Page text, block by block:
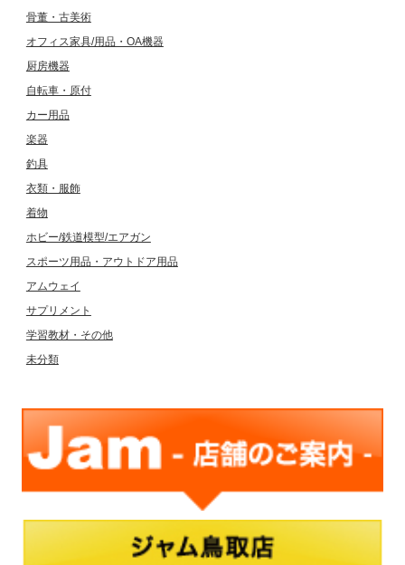
骨董・古美術
オフィス家具/用品・OA機器
厨房機器
自転車・原付
カー用品
楽器
釣具
衣類・服飾
着物
ホビー/鉄道模型/エアガン
スポーツ用品・アウトドア用品
アムウェイ
サプリメント
学習教材・その他
未分類